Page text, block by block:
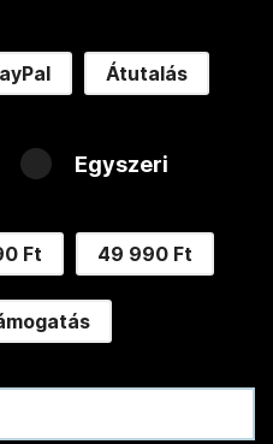
Átutalás
Egyszeri
Ft 49 990 Ft